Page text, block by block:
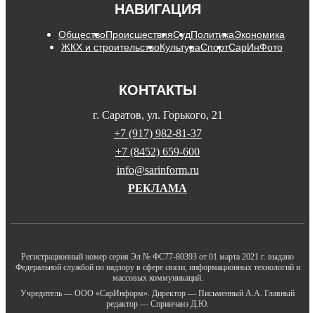
НАВИГАЦИЯ
ОбществоПроисшествияСудПолитикаЭкономика
ЖКХ и строительствоКультураСпортСарИнФото
КОНТАКТЫ
г. Саратов, ул. Горького, 21
+7 (917) 982-81-37
+7 (8452) 659-600
info@sarinform.ru
РЕКЛАМА
Регистрационный номер серия Эл № ФС77-80393 от 01 марта 2021 г. выдано
Федеральной службой по надзору в сфере связи, информационных технологий и
массовых коммуникаций.
Учредитель — ООО «СарИнформ». Директор — Письменный А.А. Главный
редактор — Спринчанэ Д.Ю.